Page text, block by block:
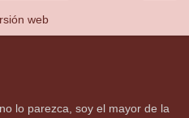
web
lo parezca, soy el mayor de la